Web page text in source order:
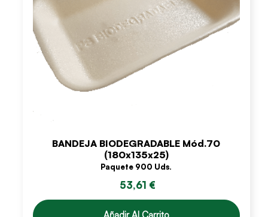
BANDEJA BIODEGRADABLE Mód.70
(180x135x25)
Paquete 900 Uds.
53,61 €